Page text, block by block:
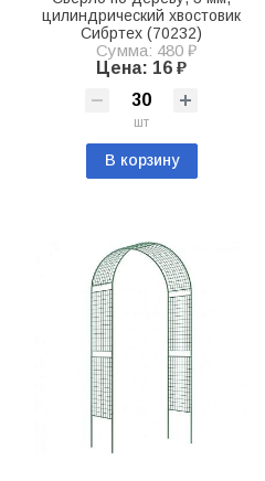
цилиндрический хвостовик
Сибртех (70232)
Сумма: 480 ₽
Цена: 16 ₽
шт
В корзину